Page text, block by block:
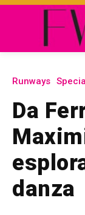
Runways
Da
danza